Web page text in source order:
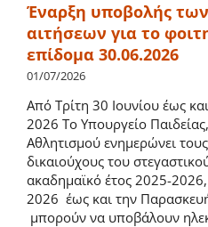
Έναρξη υποβολής
αιτήσεων για το
επίδομα 30.06.2026
01/07/2026
Από Τρίτη 30 Ιουνίου έως
2026 Το Υπουργείο
Αθλητισμού ενημερώνει
δικαιούχους του
ακαδημαϊκό έτος 2025-
2026 έως και την
μπορούν να υποβάλουν